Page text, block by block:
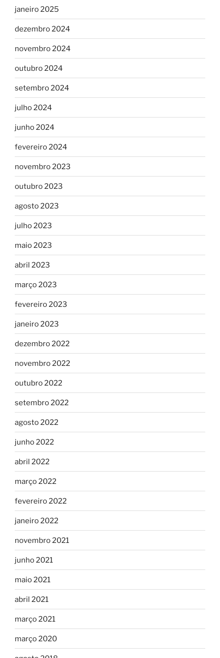
janeiro 2025
dezembro 2024
novembro 2024
outubro 2024
setembro 2024
julho 2024
junho 2024
fevereiro 2024
novembro 2023
outubro 2023
agosto 2023
julho 2023
maio 2023
abril 2023
março 2023
fevereiro 2023
janeiro 2023
dezembro 2022
novembro 2022
outubro 2022
setembro 2022
agosto 2022
junho 2022
abril 2022
março 2022
fevereiro 2022
janeiro 2022
novembro 2021
junho 2021
maio 2021
abril 2021
março 2021
março 2020